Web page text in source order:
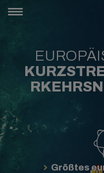
Größtes